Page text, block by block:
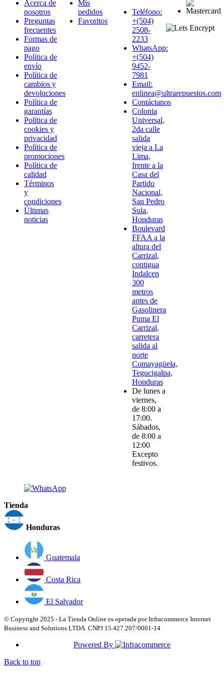
Acerca de
nosotros
Preguntas
frecuentes
Formas de
pago
Política de
envío
Política de
cambios y
devoluciones
Política de
garantías
Política de
cookies y
privacidad
Política de
promociones
Política de
calidad
Términos
y
condiciones
Últimas
noticias
Mis
pedidos
Favoritos
Teléfono:
+(504)
2508-
2233
WhatsApp:
+(504)
9452-
7981
Email:
enlinea@ultrarepuestos.com
Contáctanos
Colonia
Universal,
2da calle
salida
vieja a La
Lima,
frente a la
Casa del
Partido
Nacional,
San Pedro
Sula,
Honduras
Boulevard
FFAA a la
altura del
Carrizal,
contigua
Indalcen
300
metros
antes de
Gasolinera
Puma El
Carrizal,
carretera
salida al
norte
Comayagüela,
Tegucigalpa,
Honduras
De lunes a
viernes,
de 8:00 a
17:00.
Sábados,
de 8:00 a
12:00
Excepto
festivos.
Tienda
Honduras
Guatemala
Costa Rica
El Salvador
© Copyright 2025 - La Tienda Online es operada por Infracommerce Internet
Business and Solutions LTDA. CNPJ 15.427.207/0001-14
Powered By
Back to top